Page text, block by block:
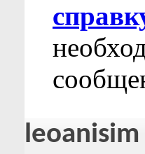
leoanisim